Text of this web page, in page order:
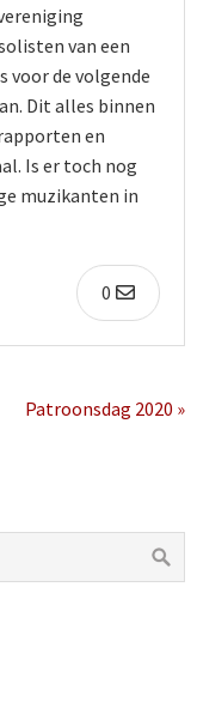
van een
voor de volgende
Dit alles binnen
en
Is er toch nog
muzikanten in
0
Patroonsdag 2020 »